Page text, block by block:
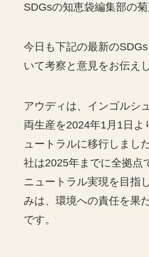
SDGsの知恵袋編集部の菊
今日も下記の最新の
いて考察と意見をお伝え
アウディは、インゴルシ
両生産を2024年1月1日よ
ュートラルに移行しまし
社は2025年までに全拠点
ニュートラル実現を目指
みは、環境への責任を果
です。